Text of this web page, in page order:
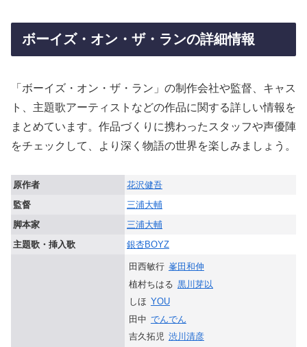
ボーイズ・オン・ザ・ランの詳細情報
「ボーイズ・オン・ザ・ラン」の制作会社や監督、キャス
ト、主題歌アーティストなどの作品に関する詳しい情報を
まとめています。作品づくりに携わったスタッフや声優陣
をチェックして、より深く物語の世界を楽しみましょう。
原作者
花沢健吾
監督
三浦大輔
脚本家
三浦大輔
主題歌・挿入歌
銀杏BOYZ
田西敏行 峯田和伸
植村ちはる 黒川芽以
しほ YOU
田中 でんでん
吉久拓児 渋川清彦